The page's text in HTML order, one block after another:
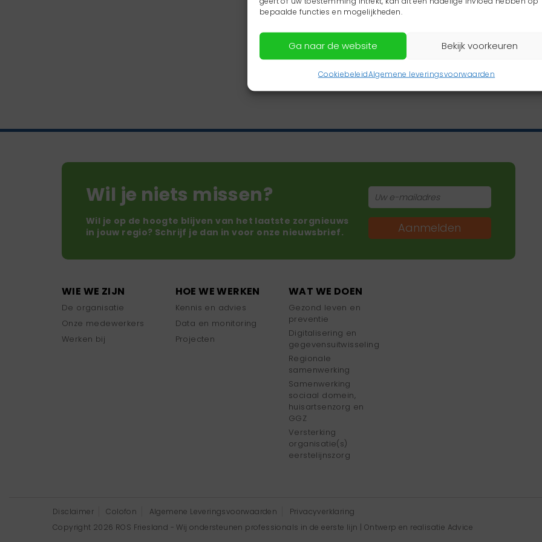
bepaalde functies en mogelijkheden.
Ga naar de website Bekijk voorkeuren
CookiebeleidAlgemene leveringsvoorwaarden
Wil je niets missen?
Wil je op de hoogte blijven van het laatste zorgnieuws
in jouw regio? Schrijf je dan in voor onze nieuwsbrief.
Aanmelden
WIE WE ZIJN
De organisatie
Onze medewerkers
Werken bij
HOE WE WERKEN
Kennis en advies
Data en monitoring
Projecten
WAT WE DOEN
Gezond leven en
preventie
Digitalisering en
gegevensuitwisseling
Regionale
samenwerking
Samenwerking
sociaal domein,
huisartsenzorg en
GGZ
Versterking
organisatie(s)
eerstelijnszorg
Disclaimer Colofon Algemene Leveringsvoorwaarden
Privacyverklaring
Copyright 2026 ROS Friesland - Wij ondersteunen professionals in de eerste lijn | Ontwerp en realisatie Advice